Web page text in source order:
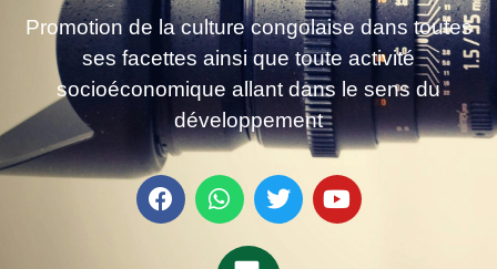
Promotion de la culture congolaise dans toutes
ses facettes ainsi que toute activité
socioéconomique allant dans le sens du
développement